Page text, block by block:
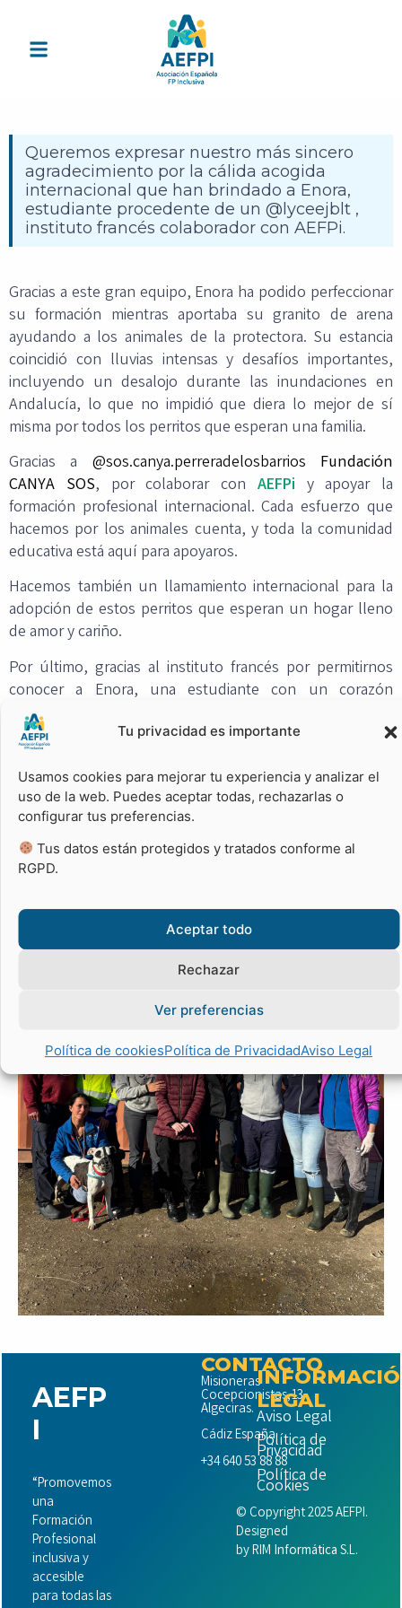
Tu privacidad es importante
Usamos cookies para mejorar tu experiencia y analizar el
uso de la web. Puedes aceptar todas, rechazarlas o
configurar tus preferencias.
Tus datos están protegidos y tratados conforme al
RGPD.
Aceptar todo
Rechazar
Ver preferencias
Política de cookiesPolítica de PrivacidadAviso Legal
Queremos expresar nuestro más sincero
agradecimiento por la cálida acogida
internacional que han brindado a Enora,
estudiante procedente de un @lyceejblt ,
instituto francés colaborador con AEFPi.
Gracias a este gran equipo, Enora ha podido perfeccionar
su formación mientras aportaba su granito de arena
ayudando a los animales de la protectora. Su estancia
coincidió con lluvias intensas y desafíos importantes,
incluyendo un desalojo durante las inundaciones en
Andalucía, lo que no impidió que diera lo mejor de sí
misma por todos los perritos que esperan una familia.
Gracias a @sos.canya.perreradelosbarrios
Fundación
CANYA SOS, por colaborar con AEFPi y apoyar la
formación profesional internacional. Cada esfuerzo que
hacemos por los animales cuenta, y toda la comunidad
educativa está aquí para apoyaros.
Hacemos también un llamamiento internacional para la
adopción de estos perritos que esperan un hogar lleno
de amor y cariño.
Por último, gracias al instituto francés por permitirnos
conocer a Enora, una estudiante con un corazón
enorme. Le deseamos un futuro maravilloso, lleno de
buenas oportunidades, y esperamos verla de nuevo en
AEFP
I
“Promovemos
una
Formación
Profesional
inclusiva y
accesible
para todas las
CONTACTO
Misioneras
Cocepcionistas,13
Algeciras.
Cádiz España.
+34 640 53 88 88
LEGAL
Aviso Legal
Política de
Privacidad
Política de
Cookies
© Copyright 2025 AEFPI.
Designed
byRIM InformáticaS.L.